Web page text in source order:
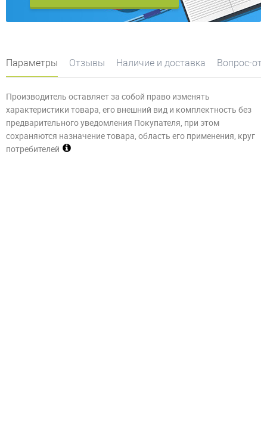
Параметры Отзывы Наличие и доставка Вопрос-
Производитель оставляет за собой право изменять
характеристики товара, его внешний вид и комплектность без
предварительного уведомления Покупателя, при этом
сохраняются назначение товара, область его применения, круг
потребителей